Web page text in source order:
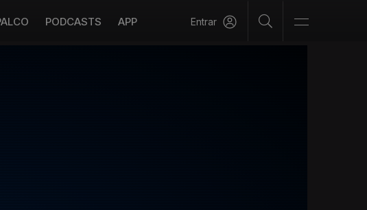
PODCASTS APP Entrar